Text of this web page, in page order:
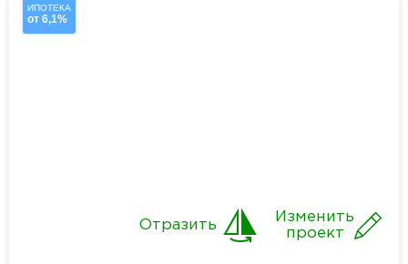
ИПОТЕКА
от 6,1%
Изменить
проект
Отразить